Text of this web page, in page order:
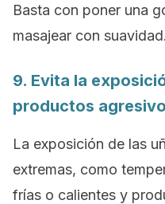
Basta con poner una
masajear con suavidad.
9. Evita la
productos
La exposición de las
extremas, como
frías o calientes y